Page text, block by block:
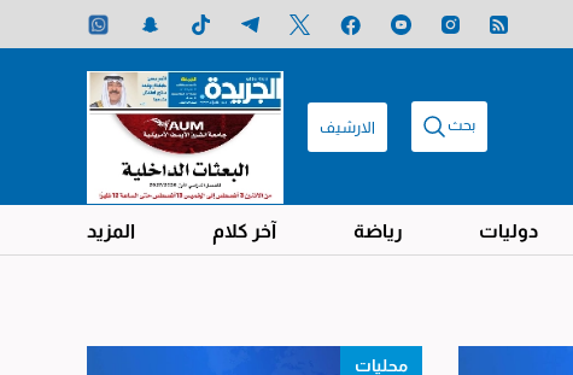
بحث الارشيف
دوليات رياضة آخر كلام المزيد
محليات